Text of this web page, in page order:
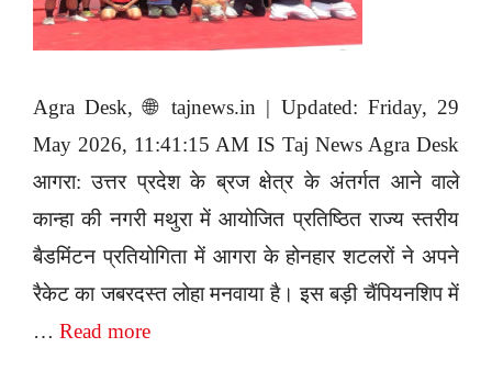
Agra Desk, 🌐 tajnews.in | Updated: Friday, 29
May 2026, 11:41:15 AM IS Taj News Agra Desk
आगरा: उत्तर प्रदेश के ब्रज क्षेत्र के अंतर्गत आने वाले
कान्हा की नगरी मथुरा में आयोजित प्रतिष्ठित राज्य स्तरीय
बैडमिंटन प्रतियोगिता में आगरा के होनहार शटलरों ने अपने
रैकेट का जबरदस्त लोहा मनवाया है। इस बड़ी चैंपियनशिप में
… Read more